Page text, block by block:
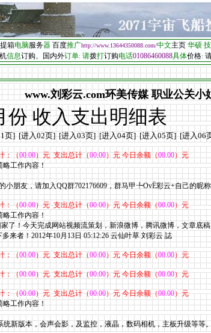
箱电脑服务器 百度推广http://www.13644350088.com/中文主页 华硕
信息订购。 国内外订单: 请拨打订购电话01086460088具体价格:
www.刘彩云.com环美传媒 职业公关
份 收入支出明细表
页] [进入02页] [进入03页] [进入04页] [进入05页] [进入06
：（00.00）元 支出总计（00.00）元 今日余额（00.00）元
略工作内容！
小朋友，请加入QQ群702176609，群马甲╄OvЁ彩云+自己的昵
：（00.00）元 支出总计（00.00）元 今日余额（00.00）元
略工作内容！
了！今天完成网站视频流策划，新浪微博，腾讯微博，文章
来者！2012年10月13日 05:12:26 云仙叶草 刘彩云 誌
：（00.00）元 支出总计（00.00）元 今日余额（00.00）元
：（00.00）元 支出总计（00.00）元 今日余额（00.00）元
：（00.00）元 支出总计（00.00）元 今日余额（00.00）元
略工作内容！
新版本，会声会影，及监控，液晶，数码相机，主板升级等等